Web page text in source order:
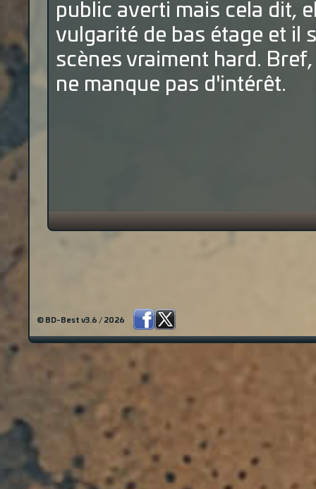
public averti mais cela dit,
vulgarité de bas étage et il
scènes vraiment hard.
ne manque pas d'intérêt.
© BD-Best v3.6 / 2026